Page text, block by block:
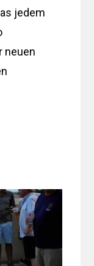
jedem
neuen